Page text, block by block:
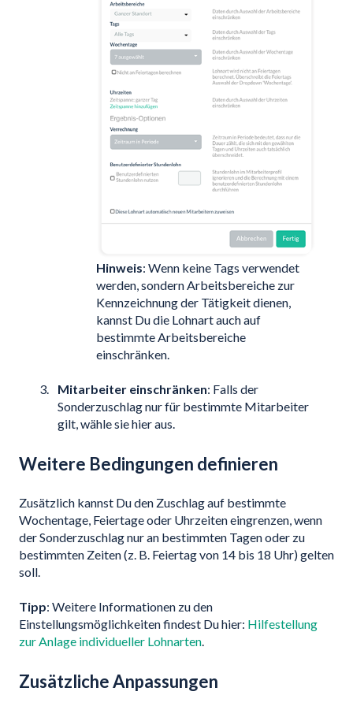
Hinweis: Wenn keine Tags verwendet
werden, sondern Arbeitsbereiche zur
Kennzeichnung der Tätigkeit dienen,
kannst Du die Lohnart auch auf
bestimmte Arbeitsbereiche
einschränken.
Mitarbeiter einschränken: Falls der
Sonderzuschlag nur für bestimmte Mitarbeiter
gilt, wähle sie hier aus.
Weitere Bedingungen definieren
Zusätzlich kannst Du den Zuschlag auf bestimmte
Wochentage, Feiertage oder Uhrzeiten eingrenzen, wenn
der Sonderzuschlag nur an bestimmten Tagen oder zu
bestimmten Zeiten (z. B. Feiertag von 14 bis 18 Uhr) gelten
soll.
Tipp: Weitere Informationen zu den
Einstellungsmöglichkeiten findest Du hier: Hilfestellung
zur Anlage individueller Lohnarten.
Zusätzliche Anpassungen